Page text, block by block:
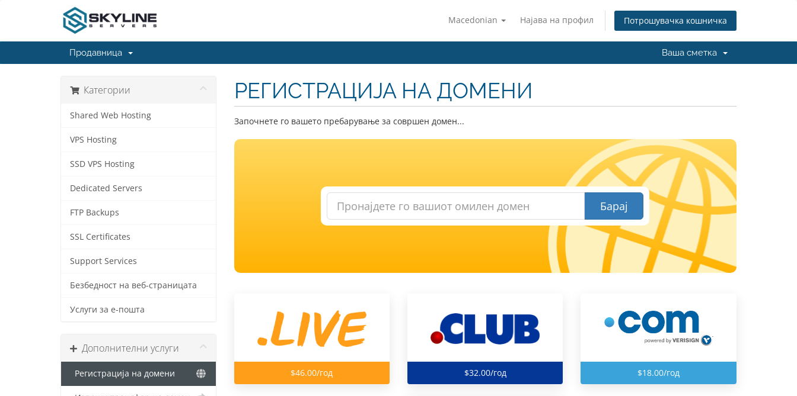
Macedonian Најава на профил Потрошувачка кошничка
Продавница Ваша сметка
Категории
Shared Web Hosting
VPS Hosting
SSD VPS Hosting
Dedicated Servers
FTP Backups
SSL Certificates
Support Services
Безбедност на веб-страницата
Услуги за е-пошта
Дополнителни услуги
Регистрација на домени
РЕГИСТРАЦИЈА НА ДОМЕНИ
Започнете го вашето пребарување за совршен домен...
Барај
$46.00/год $32.00/год $18.00/год